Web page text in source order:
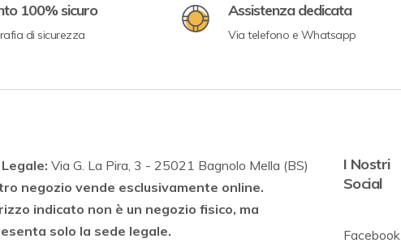
100% sicuro
di sicurezza
Assistenza dedicata
Via telefono e Whatsapp
Via G. La Pira, 3 - 25021 Bagnolo Mella (BS)
negozio vende esclusivamente online.
indicato non è un negozio fisico, ma
solo la sede legale.
I Nostri
Social
Facebook